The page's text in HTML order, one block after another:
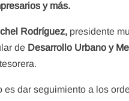
y más.
Rodríguez, presidente
de Desarrollo Urbano y
dar seguimiento a los